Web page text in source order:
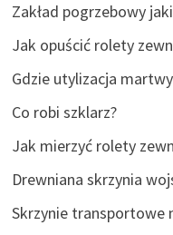
Zakład pogrzebowy
Jak opuścić rolety
Gdzie utylizacja
Co robi szklarz?
Jak mierzyć rolety
Drewniana skrzynia
Skrzynie transportowe